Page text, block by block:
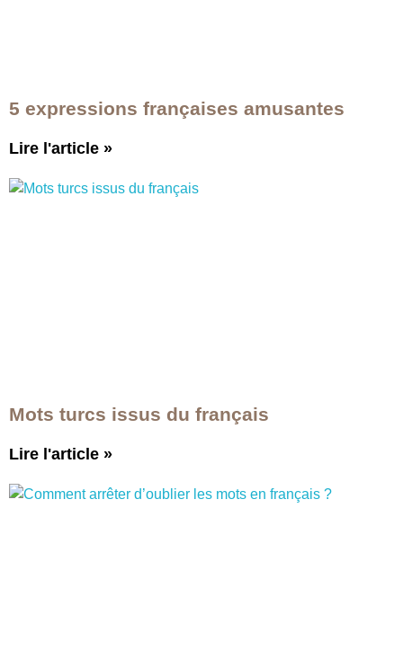
5 expressions françaises amusantes
Lire l'article »
Mots turcs issus du français
Lire l'article »